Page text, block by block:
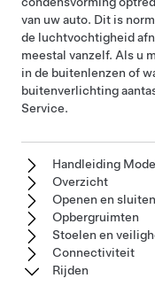
van uw auto. Dit is
de luchtvochtigheid
meestal vanzelf. Als u
in de buitenlenzen of
buitenverlichting
Service.
Handleiding
Overzicht
Openen en sluiten
Opbergruimten
Stoelen en
Connectiviteit
Rijden